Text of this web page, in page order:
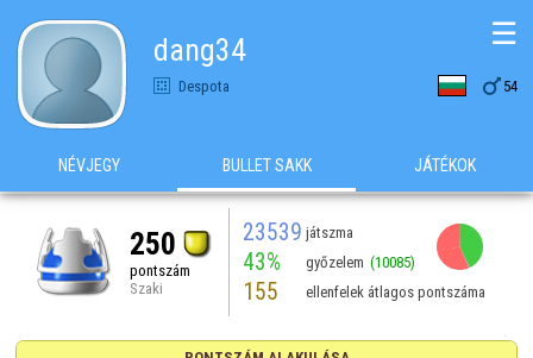
dang34
Despota  54
☰
NÉVJEGY BULLET SAKK JÁTÉKOK
250
pontszám
Szaki
23539 játszma
43% győzelem (10085)
155 ellenfelek átlagos pontszáma